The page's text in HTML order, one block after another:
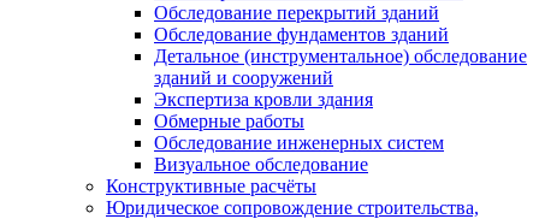
Обследование перекрытий зданий
Обследование фундаментов зданий
Детальное (инструментальное) обследование
зданий и сооружений
Экспертиза кровли здания
Обмерные работы
Обследование инженерных систем
Визуальное обследование
Конструктивные расчёты
Юридическое сопровождение строительства,